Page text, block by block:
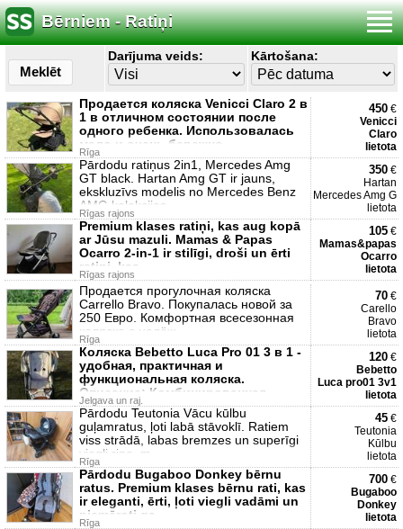
Bērniem - Ratiņi
Meklēt
Darījuma veids: Kārtošana:
Продается коляска Venicci Claro 2 в
1 в отличном состоянии после
одного ребенка. Использовалась
мало и очень бережно,
Rīga
450 €
Venicci
Claro
lietota
Pārdodu ratiņus 2in1, Mercedes Amg
GT black. Hartan Amg GT ir jauns,
ekskluzīvs modelis no Mercedes Benz
AMG kolekcijas,
Rīgas rajons
350 €
Hartan
Mercedes Amg G
lietota
Premium klases ratiņi, kas aug kopā
ar Jūsu mazuli. Mamas & Papas
Ocarro 2-in-1 ir stilīgi, droši un ērti
ratiņi, kas
Rīgas rajons
105 €
Mamas&papas
Ocarro
lietota
Продается прогулочная коляска
Carrello Bravo. Покупалась новой за
250 Евро. Комфортная всесезонная
коляска с надёж
Rīga
70 €
Carello
Bravo
lietota
Коляска Bebetto Luca Pro 01 3 в 1 -
удобная, практичная и
функциональная коляска.
Описание: Комбинированнaя
коляскa с
Jelgava un raj.
120 €
Bebetto
Luca pro01 3v1
lietota
Pārdodu Teutonia Vācu kūlbu
guļamratus, ļoti labā stāvoklī. Ratiem
viss strādā, labas bremzes un superīgi
viegli ripo, m
Rīga
45 €
Teutonia
Kūlbu
lietota
Pārdodu Bugaboo Donkey bērnu
ratus. Premium klases bērnu rati, kas
ir eleganti, ērti, ļoti viegli vadāmi un
piemēroti ga
Rīga
700 €
Bugaboo
Donkey
lietota